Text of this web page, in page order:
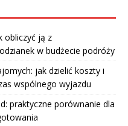
obliczyć ją z
w budżecie podróży
jak dzielić koszty i
wspólnego wyjazdu
praktyczne porównanie dla